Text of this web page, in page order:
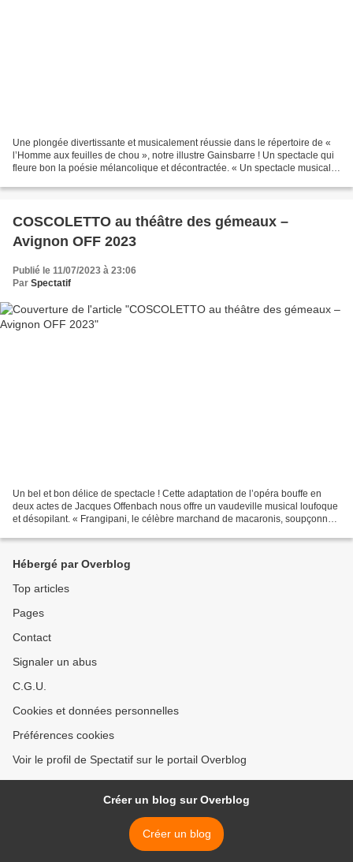
Une plongée divertissante et musicalement réussie dans le répertoire de «
l’Homme aux feuilles de chou », notre illustre Gainsbarre ! Un spectacle qui
fleure bon la poésie mélancolique et décontractée. « Un spectacle musical
COSCOLETTO au théâtre des gémeaux –
Avignon OFF 2023
Publié le 11/07/2023 à 23:06
Par Spectatif
Un bel et bon délice de spectacle ! Cette adaptation de l’opéra bouffe en
deux actes de Jacques Offenbach nous offre un vaudeville musical loufoque
et désopilant. « Frangipani, le célèbre marchand de macaronis, soupçonne
Hébergé par Overblog
Top articles
Pages
Contact
Signaler un abus
C.G.U.
Cookies et données personnelles
Préférences cookies
Voir le profil de Spectatif sur le portail Overblog
Créer un blog sur Overblog
Créer un blog